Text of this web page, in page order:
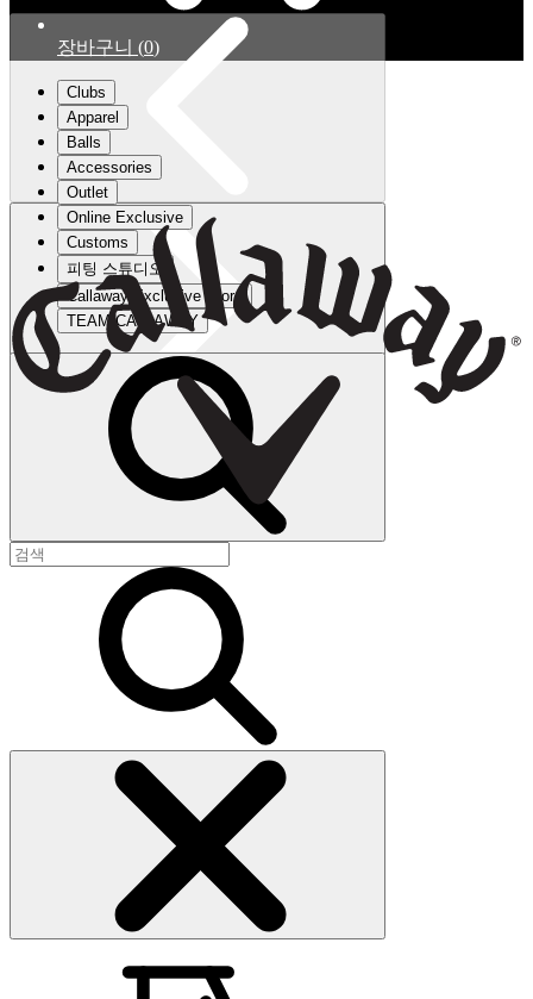
장바구니 (0)
Clubs
Apparel
Balls
Accessories
Outlet
Online Exclusive
Customs
피팅 스튜디오
Callaway Exclusive Store
TEAM CALLAWAY